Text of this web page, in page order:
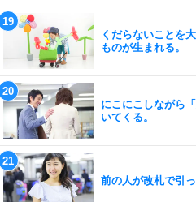
くだらないことを
ものが生まれる。
にこにこしながら
いてくる。
前の人が改札で引